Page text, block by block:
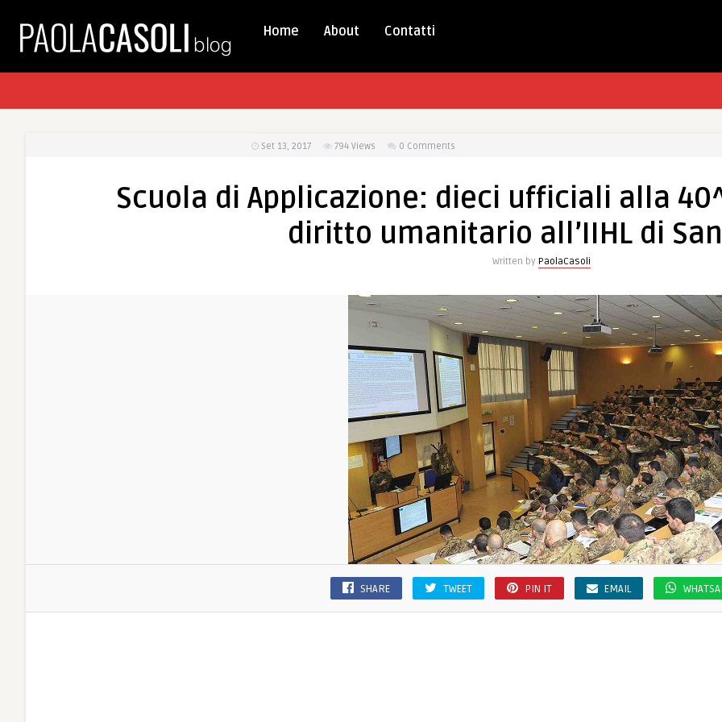
Home About Contatti
Set 13, 2017 794 Views 0 Comments
Scuola di Applicazione: dieci ufficiali alla
diritto umanitario all’IIHL di
Written by PaolaCasoli
SHARE TWEET PIN IT EMAIL